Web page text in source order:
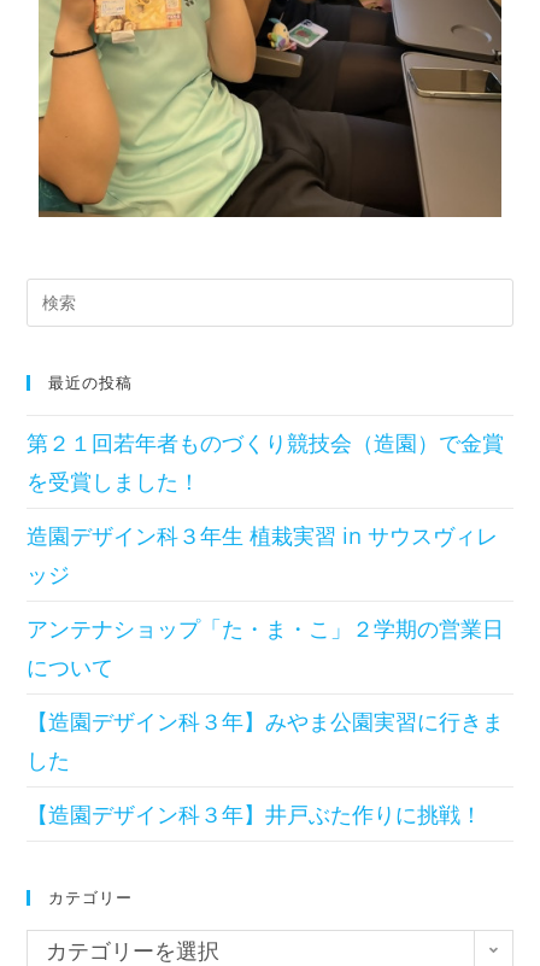
最近の投稿
第２１回若年者ものづくり競技会（造園）で金賞
を受賞しました！
造園デザイン科３年生 植栽実習 in サウスヴィレ
ッジ
アンテナショップ「た・ま・こ」２学期の営業日
について
【造園デザイン科３年】みやま公園実習に行きま
した
【造園デザイン科３年】井戸ぶた作りに挑戦！
カテゴリー
カテゴリーを選択